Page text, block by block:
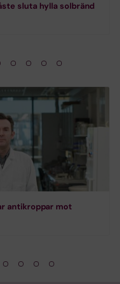
sluta hylla solbränd
antikroppar mot